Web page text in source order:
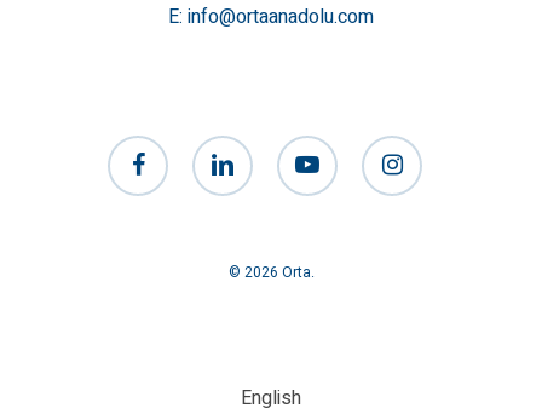
E: info@ortaanadolu.com
facebook linkedin youtube instagram
© 2026 Orta.
English